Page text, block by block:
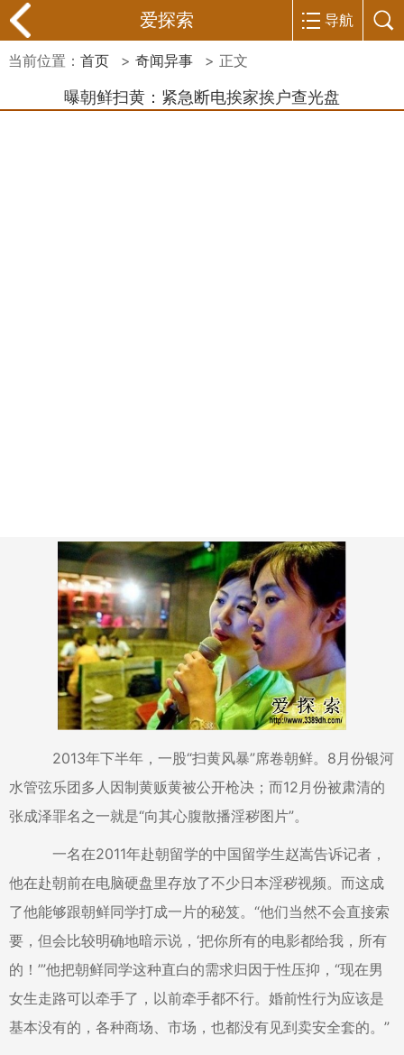
爱探索 导航
当前位置： 首页 > 奇闻异事 > 正文
曝朝鲜扫黄：紧急断电挨家挨户查光盘
2013年下半年，一股“扫黄风暴”席卷朝鲜。8月份银河
水管弦乐团多人因制黄贩黄被公开枪决；而12月份被肃清的
张成泽罪名之一就是“向其心腹散播淫秽图片”。
一名在2011年赴朝留学的中国留学生赵嵩告诉记者，
他在赴朝前在电脑硬盘里存放了不少日本淫秽视频。而这成
了他能够跟朝鲜同学打成一片的秘笈。“他们当然不会直接索
要，但会比较明确地暗示说，‘把你所有的电影都给我，所有
的！’”他把朝鲜同学这种直白的需求归因于性压抑，“现在男
女生走路可以牵手了，以前牵手都不行。婚前性行为应该是
基本没有的，各种商场、市场，也都没有见到卖安全套的。”